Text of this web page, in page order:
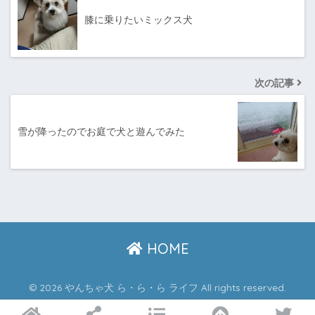
膝に乗りたいミックス犬
次の記事
雪が降ったのでお庭で犬と遊んでみた
HOME
© 2026 やんちゃ犬 ら・ら・ら ライフ All rights reserved.